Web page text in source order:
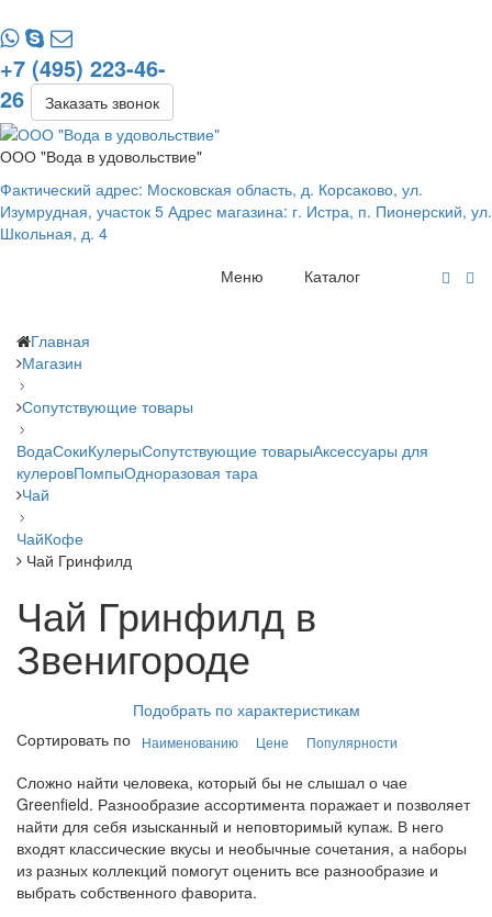
+7 (495) 223-46-
26
Заказать звонок
ООО "Вода в удовольствие"
Фактический адрес: Московская область, д. Корсаково, ул.
Изумрудная, участок 5 Адрес магазина: г. Истра, п. Пионерский, ул.
Школьная, д. 4
Каталог
Меню
Главная
Магазин
Сопутствующие товары
ВодаСокиКулерыСопутствующие товарыАксессуары для
кулеровПомпыОдноразовая тара
Чай
ЧайКофе
Чай Гринфилд
Чай Гринфилд в
Звенигороде
Подобрать по характеристикам
Сортировать по
Наименованию Цене Популярности
Сложно найти человека, который бы не слышал о чае
Greenfield. Разнообразие ассортимента поражает и позволяет
найти для себя изысканный и неповторимый купаж. В него
входят классические вкусы и необычные сочетания, а наборы
из разных коллекций помогут оценить все разнообразие и
выбрать собственного фаворита.